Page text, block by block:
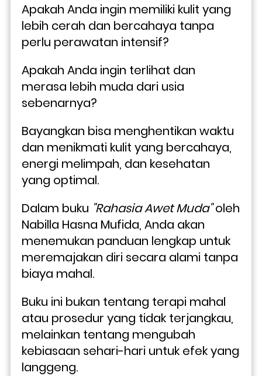
Apakah Anda ingin memiliki kulit yang
lebih cerah dan bercahaya tanpa
perlu perawatan intensif?
Apakah Anda ingin terlihat dan
merasa lebih muda dari usia
sebenarnya?
Bayangkan bisa menghentikan waktu
dan menikmati kulit yang bercahaya,
energi melimpah, dan kesehatan
yang optimal.
Dalam buku "Rahasia Awet Muda" oleh
Nabilla Hasna Mufida, Anda akan
menemukan panduan lengkap untuk
meremajakan diri secara alami tanpa
biaya mahal.
Buku ini bukan tentang terapi mahal
atau prosedur yang tidak terjangkau,
melainkan tentang mengubah
kebiasaan sehari-hari untuk efek yang
langgeng.